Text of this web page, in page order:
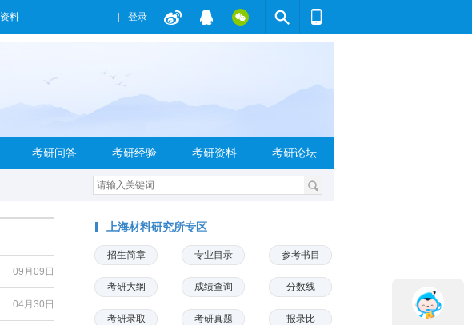
资料 登录
考研问答 考研经验 考研资料 考研论坛
09月09日
04月30日
上海材料研究所专区
招生简章 专业目录 参考书目
考研大纲 成绩查询 分数线
考研录取 考研真题 报录比